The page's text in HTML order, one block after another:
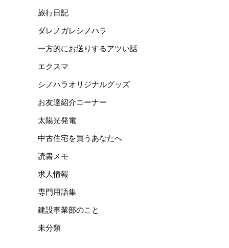
旅行日記
ダレノガレシノハラ
一方的にお送りするアツい話
エクスマ
シノハラオリジナルグッズ
お友達紹介コーナー
太陽光発電
中古住宅を買うあなたへ
読書メモ
求人情報
専門用語集
建設事業部のこと
未分類